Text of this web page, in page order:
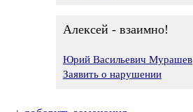
Алексей - взаимно!
Юрий Васильевич Мурашев
Заявить о нарушении